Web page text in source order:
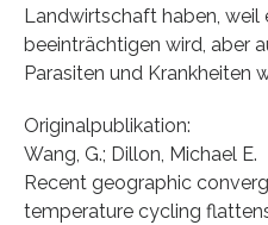
Landwirtschaft haben, weil
beeinträchtigen wird, aber
Parasiten und Krankheiten
Originalpublikation:
Wang, G.; Dillon, Michael E.
Recent geographic
temperature cycling